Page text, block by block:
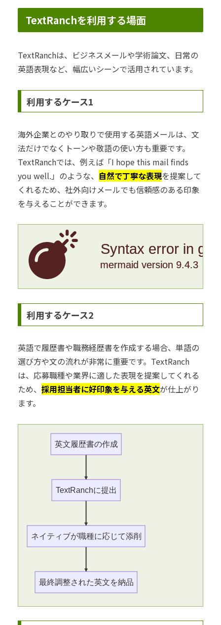
TextRanchを利用する場面
TextRanchは、ビジネスメールや学術論文、日常の
英語表現など、幅広いシーンで活用されています。
利用するケース1
海外企業とのやり取りで使用する英語メールは、文
法だけでなくトーンや敬語の使い方も重要です。
TextRanchでは、例えば「I hope this mail finds
you well.」のような、 自然で丁寧な表現を提案して
くれるため、社外向けメールでも信頼感のある印象
を与えることができます。
Syntax error in
mermaid version 9.4.3
利用するケース2
英語で履歴書や職務経歴書を作成する場合、単語の
選び方や文の流れが非常に重要です。TextRanch
は、応募職種や業界に適した表現を提案してくれる
ため、 採用担当者に好印象を与える英文が仕上がり
ます。
英文履歴書の作成
TextRanchに提出
ネイティブが職種に応じて添削
最終調整された英文を納品